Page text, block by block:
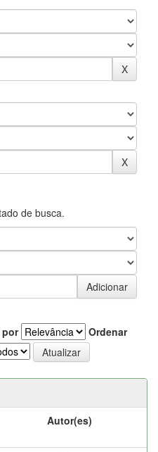
de busca.
por
Ordenar
Autor(es)